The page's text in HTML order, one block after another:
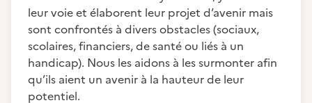
leur voie et élaborent leur projet d’avenir mais
sont confrontés à divers obstacles (sociaux,
scolaires, financiers, de santé ou liés à un
handicap). Nous les aidons à les surmonter afin
qu’ils aient un avenir à la hauteur de leur
potentiel.